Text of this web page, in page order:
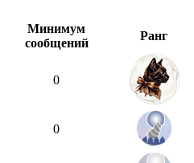
Минимум
сообщений
Ранг
0
0